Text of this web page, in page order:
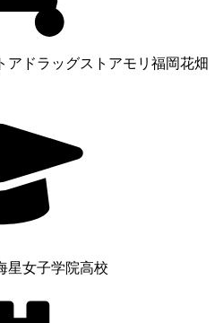
ア ドラッグストアモリ福岡花畑
星女子学院高校